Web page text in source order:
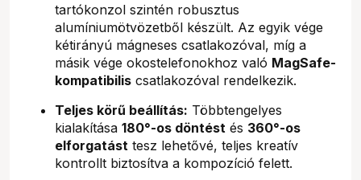
tartókonzol szintén robusztus
alumíniumötvözetből készült. Az egyik vége
kétirányú mágneses csatlakozóval, míg a
másik vége okostelefonokhoz való MagSafe-
kompatibilis csatlakozóval rendelkezik.
Teljes körű beállítás: Többtengelyes
kialakítása 180°-os döntést és 360°-os
elforgatást tesz lehetővé, teljes kreatív
kontrollt biztosítva a kompozíció felett.